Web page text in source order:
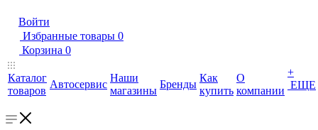
Войти
Избранные товары 0
Корзина 0
Каталог
товаров
Автосервис
Наши
магазины
Бренды
Как
купить
О
компании
+
ЕЩЕ